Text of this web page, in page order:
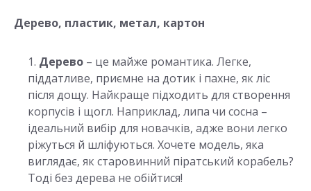
Дерево, пластик, метал, картон
Дерево – це майже романтика. Легке,
піддатливе, приємне на дотик і пахне, як ліс
після дощу. Найкраще підходить для створення
корпусів і щогл. Наприклад, липа чи сосна –
ідеальний вибір для новачків, адже вони легко
ріжуться й шліфуються. Хочете модель, яка
виглядає, як старовинний піратський корабель?
Тоді без дерева не обійтися!